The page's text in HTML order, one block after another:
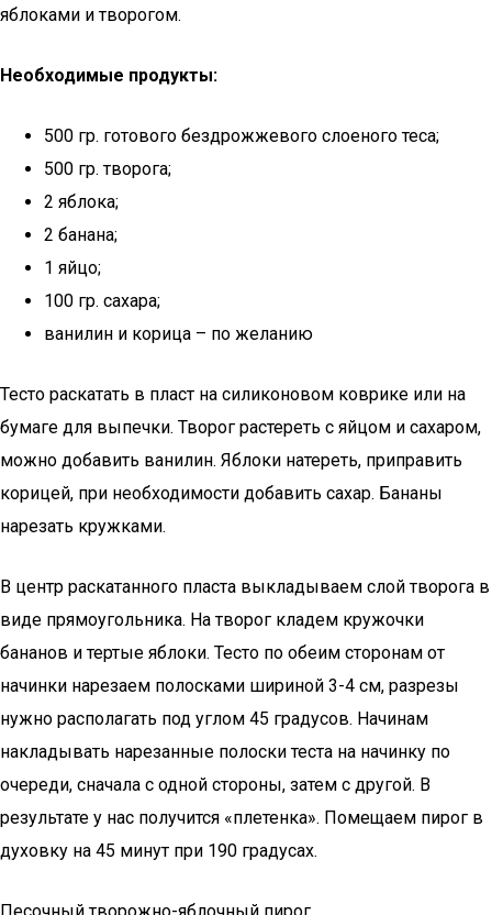
яблоками и творогом.
Необходимые продукты:
500 гр. готового бездрожжевого слоеного теса;
500 гр. творога;
2 яблока;
2 банана;
1 яйцо;
100 гр. сахара;
ванилин и корица – по желанию
Тесто раскатать в пласт на силиконовом коврике или на
бумаге для выпечки. Творог растереть с яйцом и сахаром,
можно добавить ванилин. Яблоки натереть, приправить
корицей, при необходимости добавить сахар. Бананы
нарезать кружками.
В центр раскатанного пласта выкладываем слой творога в
виде прямоугольника. На творог кладем кружочки
бананов и тертые яблоки. Тесто по обеим сторонам от
начинки нарезаем полосками шириной 3-4 см, разрезы
нужно располагать под углом 45 градусов. Начинам
накладывать нарезанные полоски теста на начинку по
очереди, сначала с одной стороны, затем с другой. В
результате у нас получится «плетенка». Помещаем пирог в
духовку на 45 минут при 190 градусах.